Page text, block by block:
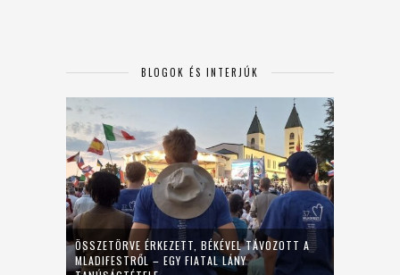
BLOGOK ÉS INTERJÚK
ÖSSZETÖRVE ÉRKEZETT, BÉKÉVEL TÁVOZOTT A
MLADIFESTRŐL – EGY FIATAL LÁNY